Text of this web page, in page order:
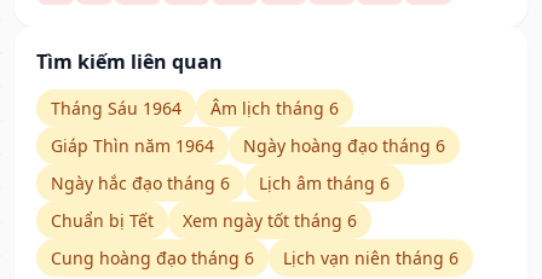
Tìm kiếm liên quan
Tháng Sáu 1964
Âm lịch tháng 6
Giáp Thìn năm 1964
Ngày hoàng đạo tháng 6
Ngày hắc đạo tháng 6
Lịch âm tháng 6
Chuẩn bị Tết
Xem ngày tốt tháng 6
Cung hoàng đạo tháng 6
Lịch vạn niên tháng 6